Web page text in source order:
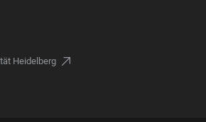
Heidelberg